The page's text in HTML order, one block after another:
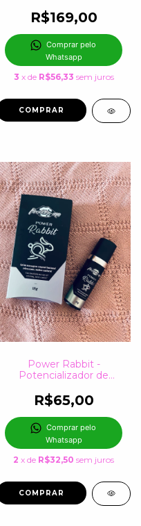
R$169,00
Comprar pelo
Whatsapp
3 x de R$56,33 sem juros
Power Rabbit -
Potencializador de
R$65,00
Comprar pelo
Whatsapp
2 x de R$32,50 sem juros